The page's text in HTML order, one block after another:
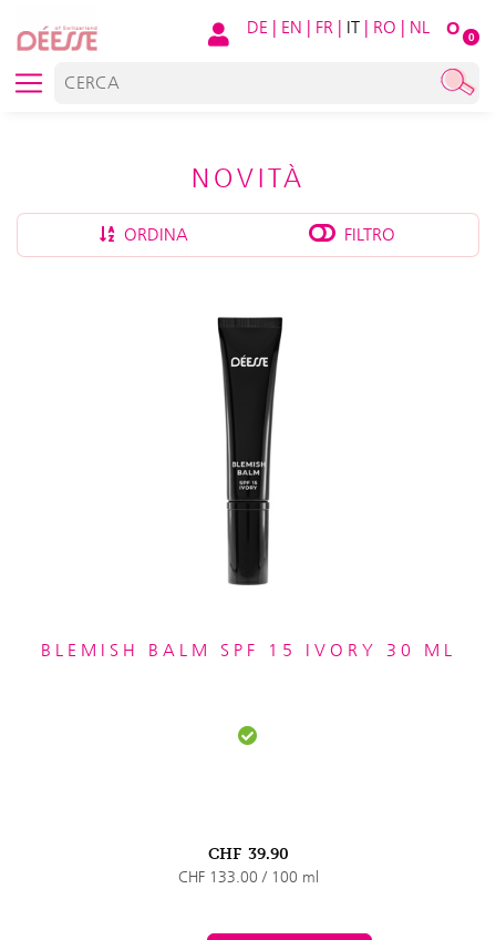
O 0
DE | EN | FR | IT | RO | NL
NOVITÀ
ORDINA FILTRO
BLEMISH BALM SPF 15 IVORY 30 ML
CHF 39.90
CHF 133.00 / 100 ml